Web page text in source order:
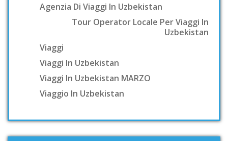
Agenzia Di Viaggi In Uzbekistan
Tour Operator Locale Per Viaggi In
Uzbekistan
Viaggi
Viaggi In Uzbekistan
Viaggi In Uzbekistan MARZO
Viaggio In Uzbekistan